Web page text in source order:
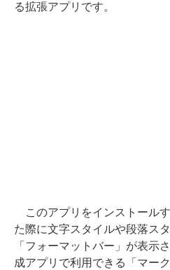
る拡張アプリです。
このアプリをインストール
た際に文字スタイルや段落ス
「フォーマットバー」が表示
成アプリで利用できる「マー